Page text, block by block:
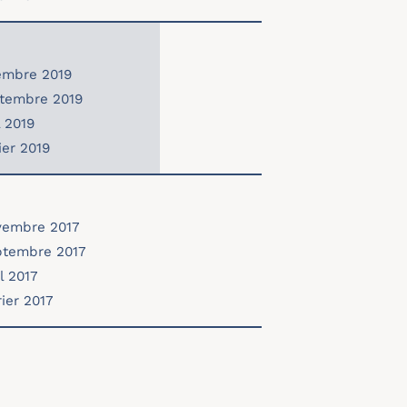
2019
2019
2019
2017
2017
2017
2017